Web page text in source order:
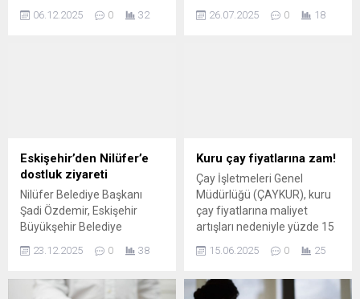
kurulacak renkli bir festival
ile karşılamaya hazırlanıyor.
ağırlayacak. Nilüfer
Belediyesi, yeni yıla girerken
Cumhuriyet Meydanı’nı
festival alanına
dönüştürüyor. 19 Aralık’ta
başlayacak olan Nilüfer...
06.12.2025 0 32
kuru meyve ve mamulleri
satarak 851,8 milyon dolar
26.07.2025 0 18
Eskişehir’den Nilüfer’e
dostluk ziyareti
Nilüfer Belediye Başkanı
Şadi Özdemir, Eskişehir
Büyükşehir Belediye
makamında ağırladı.
paylaşımının yapıldığı
23.12.2025 0 38
Kuru çay fiyatlarına zam!
Çay İşletmeleri Genel
Müdürlüğü (ÇAYKUR), kuru
çay fiyatlarına maliyet
artışları nedeniyle yüzde 15
çay fiyatlarına zam kararı,
ürünlere yansırken, konuya
15.06.2025 0 25